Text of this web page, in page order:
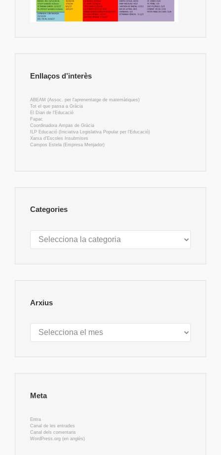
Enllaços d’interès
ABEAM (Assoc. per l'aprenentatge de matemàtiques)
Tot el que passa a Gràcia
El Diari de l'Educació
Fapac
Coordinadora Ampas de Gràcia
ILP Educació (Iniciativa Legislativa Popular per l'Educació)
Xarxa d'Escoles Insubmises
Campos Estela (Empresa Menjador)
Categories
Categories
Arxius
Arxius
Meta
Entra
Canal de les entrades
Canal dels comentaris
WordPress.org (en anglès)